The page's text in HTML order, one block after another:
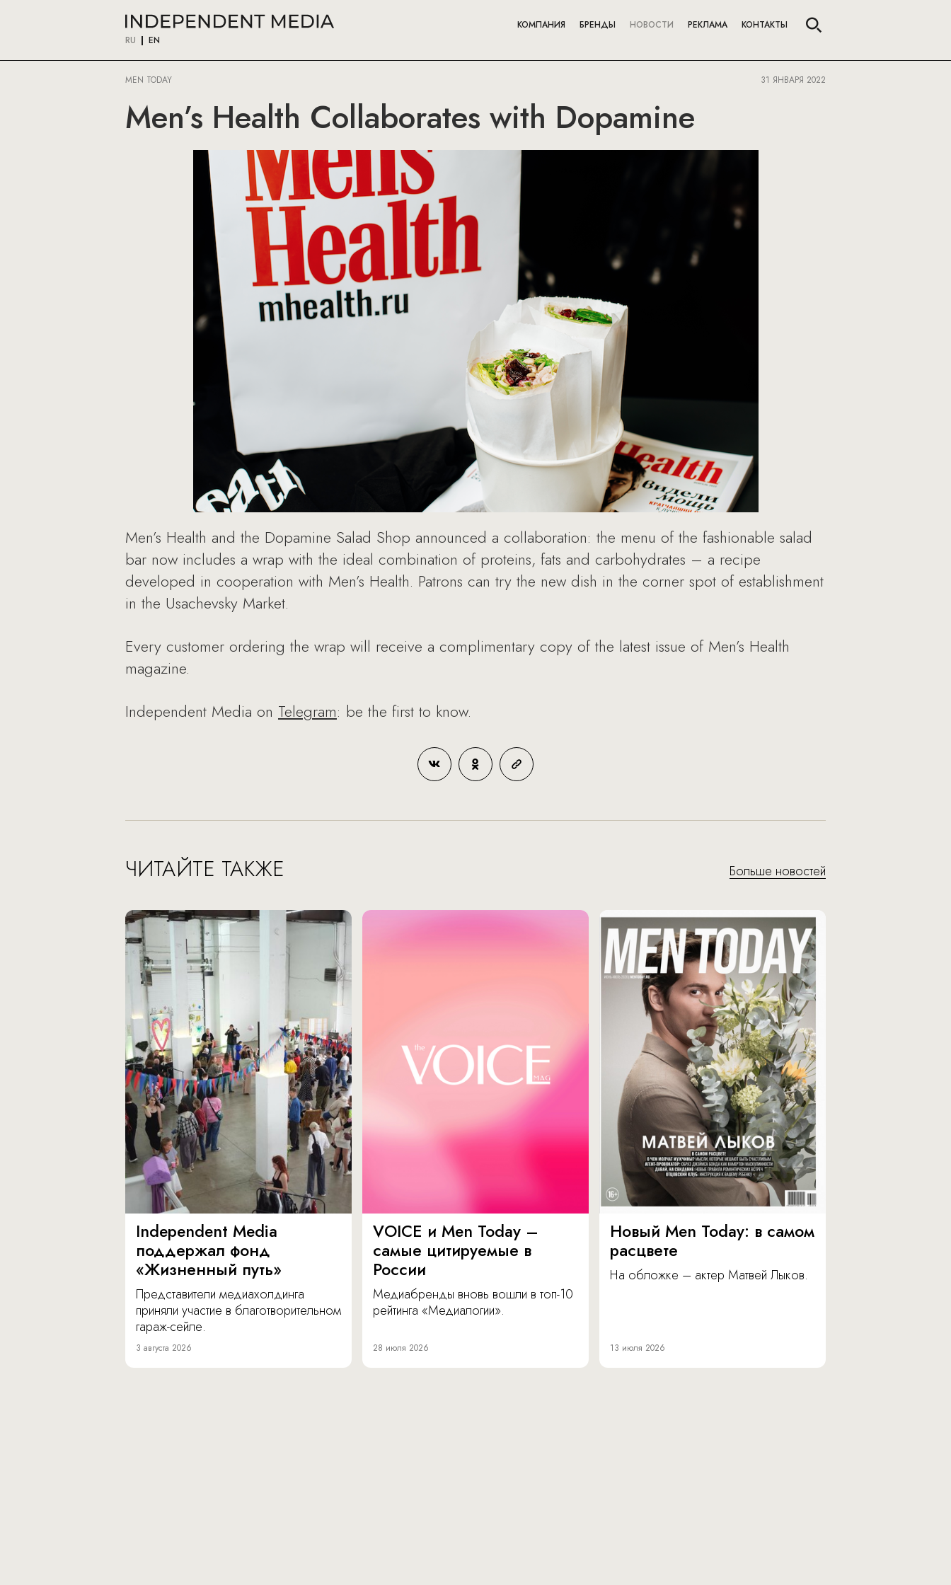
RU EN
КОМПАНИЯ БРЕНДЫ НОВОСТИ РЕКЛАМА КОНТАКТЫ
MEN TODAY 31 ЯНВАРЯ 2022
Men’s Health Collaborates with Dopamine
Men’s Health and the Dopamine Salad Shop announced a collaboration: the menu of the fashionable salad
bar now includes a wrap with the ideal combination of proteins, fats and carbohydrates – a recipe
developed in cooperation with Men’s Health. Patrons can try the new dish in the corner spot of establishment
in the Usachevsky Market.
Every customer ordering the wrap will receive a complimentary copy of the latest issue of Men’s Health
magazine.
Independent Media on Telegram: be the first to know.
ЧИТАЙТЕ ТАКЖЕ Больше новостей
Independent Media
поддержал фонд
«Жизненный путь»
Представители медиахолдинга
приняли участие в благотворительном
гараж-сейле.
3 августа 2026
VOICE и Men Today –
самые цитируемые в
России
Медиабренды вновь вошли в топ-10
рейтинга «Медиалогии».
28 июля 2026
Новый Men Today: в самом
расцвете
На обложке – актер Матвей Лыков.
13 июля 2026